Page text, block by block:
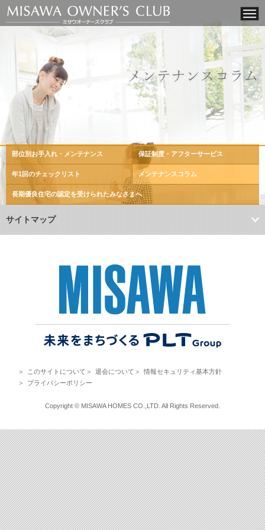
部位別お手入れ・メンテナンス 保証制度・アフターサービス
年1回のチェックリスト メンテナンスコラム
長期優良住宅の認定を受けられたみなさまへ
サイトマップ
＞ このサイトについて ＞ 退会について ＞
情報セキュリティ基本方針
＞
プライバシーポリシー
Copyright © MISAWA HOMES CO.,LTD. All Rights Reserved.